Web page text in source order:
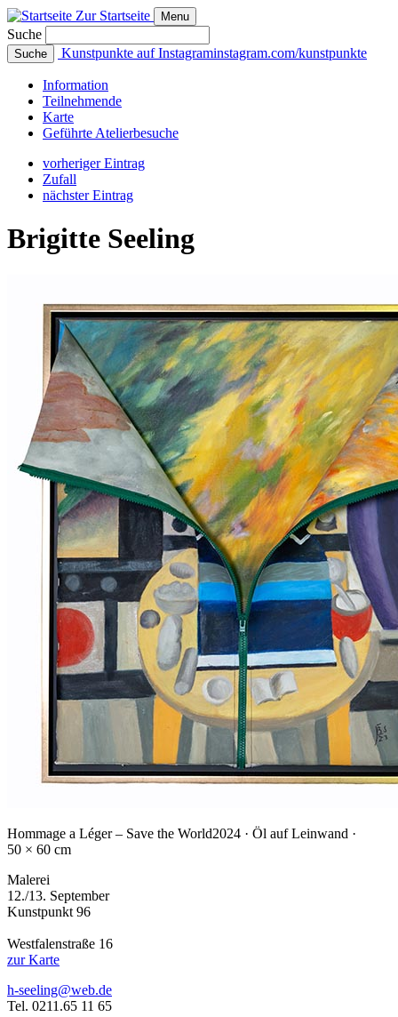
Zur Startseite Menu
Suche
Suche Kunstpunkte auf Instagraminstagram.com/kunstpunkte
Information
Teilnehmende
Karte
Geführte Atelierbesuche
vorheriger Eintrag
Zufall
nächster Eintrag
Brigitte Seeling
Hommage a Léger – Save the World2024 · Öl auf Leinwand ·
50 × 60 cm
Malerei
12./13. September
Kunstpunkt 96
Westfalenstraße 16
zur Karte
h-seeling@web.de
Tel. 0211.65 11 65